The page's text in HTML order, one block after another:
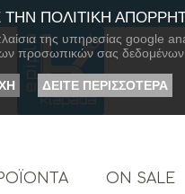
ON SALE
ΤΗΝ ΠΟΛΙΤΙΚΗ
της υπηρεσίας google
προσωπικών σας δεδομένων.
ΔΕΙΤΕ ΠΕΡΙΣΣΟΤΕΡΑ